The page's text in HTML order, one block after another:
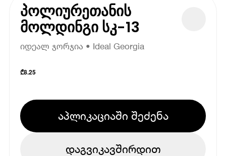
პოლიურეთანის
მოლდინგი სკ-13
იდეალ ჯორჯია • Ideal Georgia
₾8.25
აპლიკაციაში შეძენა
დაგვიკავშირდით